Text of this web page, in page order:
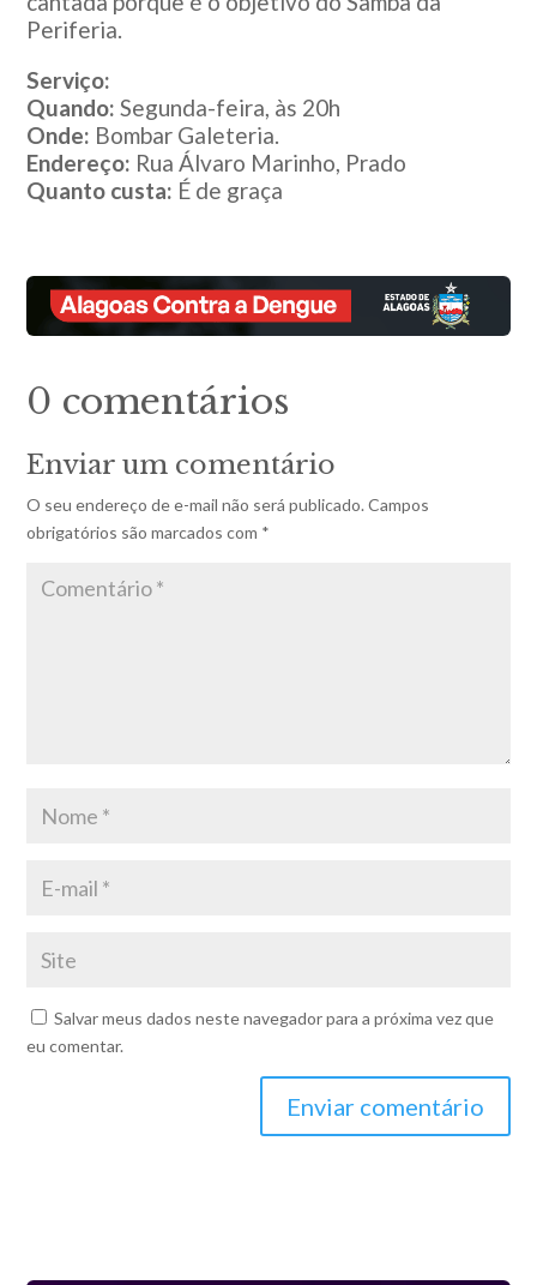
Periferia.
Serviço:
Quando: Segunda-feira, às 20h
Onde: Bombar Galeteria.
Endereço: Rua Álvaro Marinho, Prado
Quanto custa: É de graça
0 comentários
Enviar um comentário
O seu endereço de e-mail não será publicado. Campos
obrigatórios são marcados com *
Salvar meus dados neste navegador para a próxima vez que
eu comentar.
Enviar comentário